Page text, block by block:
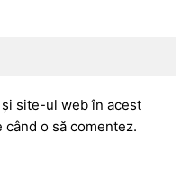
site-ul web în acest
o să comentez.